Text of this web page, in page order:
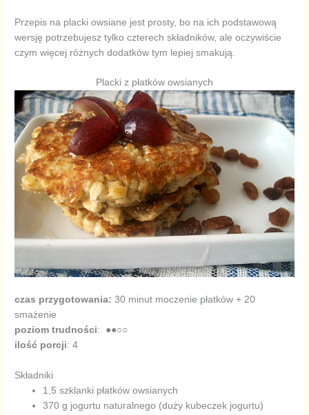
Przepis na placki owsiane jest prosty, bo na ich podstawową
wersję potrzebujesz tylko czterech składników, ale oczywiście
czym więcej różnych dodatków tym lepiej smakują.
Placki z płatków owsianych
czas przygotowania:30 minut moczenie płatków + 20
smażenie
poziom trudności: ●●○○
ilość porcji: 4
Składniki
1,5 szklanki płatków owsianych
370 g jogurtu naturalnego (duży kubeczek jogurtu)